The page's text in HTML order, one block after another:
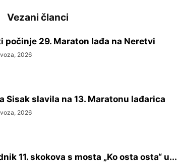
Vezani članci
počinje 29. Maraton lađa na Neretvi
2026
Sisak slavila na 13. Maratonu lađarica
2026
11. skokova s mosta „Ko osta osta“ u...